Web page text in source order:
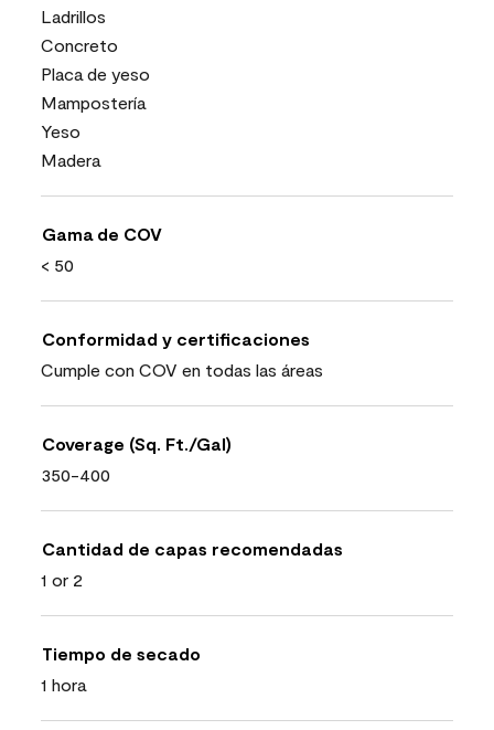
Ladrillos
Concreto
Placa de yeso
Mampostería
Yeso
Madera
Gama de COV
< 50
Conformidad y certificaciones
Cumple con COV en todas las áreas
Coverage (Sq. Ft./Gal)
350-400
Cantidad de capas recomendadas
1 or 2
Tiempo de secado
1 hora